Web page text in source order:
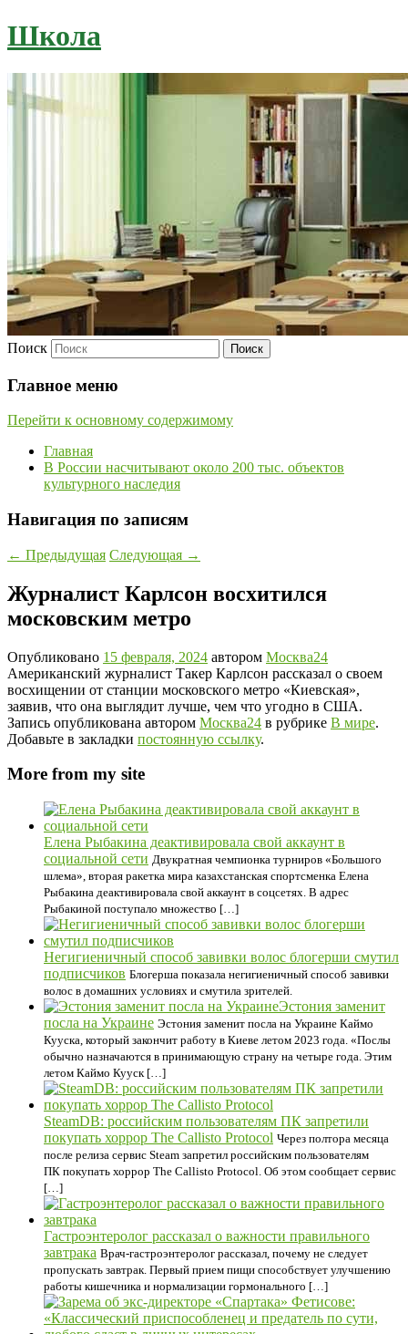
Школа
Поиск
Главное меню
Перейти к основному содержимому
Главная
В России насчитывают около 200 тыс. объектов
культурного наследия
Навигация по записям
← Предыдущая Следующая →
Журналист Карлсон восхитился
московским метро
Опубликовано 15 февраля, 2024 автором Москва24
Американский журналист Такер Карлсон рассказал о своем
восхищении от станции московского метро «Киевская»,
заявив, что она выглядит лучше, чем что угодно в США.
Запись опубликована автором Москва24 в рубрике В мире.
Добавьте в закладки постоянную ссылку.
More from my site
Елена Рыбакина деактивировала свой аккаунт в
социальной сети Двукратная чемпионка турниров «Большого
шлема», вторая ракетка мира казахстанская спортсменка Елена
Рыбакина деактивировала свой аккаунт в соцсетях. В адрес
Рыбакиной поступало множество […]
Негигиеничный способ завивки волос блогерши смутил
подписчиков Блогерша показала негигиеничный способ завивки
волос в домашних условиях и смутила зрителей.
Эстония заменит
посла на Украине Эстония заменит посла на Украине Каймо
Кууска, который закончит работу в Киеве летом 2023 года. «Послы
обычно назначаются в принимающую страну на четыре года. Этим
летом Каймо Кууск […]
SteamDB: российским пользователям ПК запретили
покупать хоррор The Callisto Protocol Через полтора месяца
после релиза сервис Steam запретил российским пользователям
ПК покупать хоррор The Callisto Protocol. Об этом сообщает сервис
[…]
Гастроэнтеролог рассказал о важности правильного
завтрака Врач-гастроэнтеролог рассказал, почему не следует
пропускать завтрак. Первый прием пищи способствует улучшению
работы кишечника и нормализации гормонального […]